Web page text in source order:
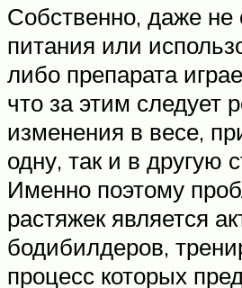
Собственно, даже
питания или
либо препарата
что за этим следует
изменения в весе,
одну, так и в другую
Именно поэтому
растяжек является
бодибилдеров,
процесс которых